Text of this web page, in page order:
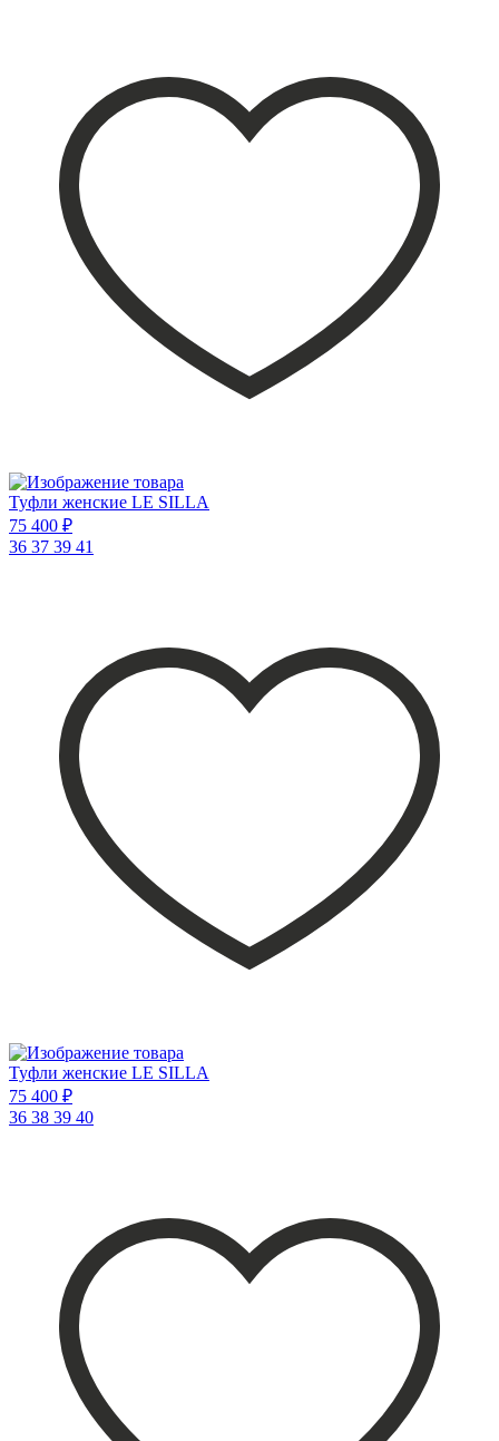
Туфли женские LE SILLA
75 400 ₽
36 37 39 41
Туфли женские LE SILLA
75 400 ₽
36 38 39 40